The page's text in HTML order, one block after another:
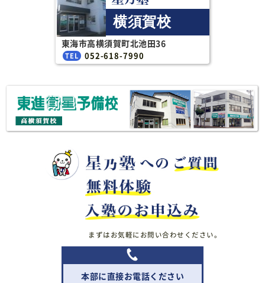
横須賀校
東海市高横須賀町北池田36
052-618-7990
まずはお気軽にお問い合わせください。
本部に直接お電話ください